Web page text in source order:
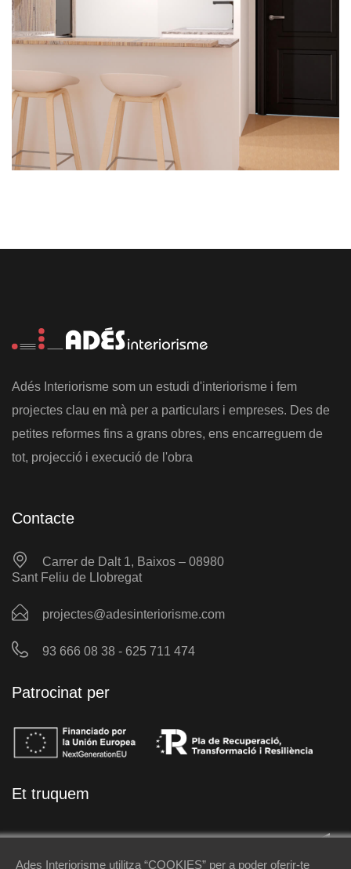
REFORMA INTEGRAL
Adés Interiorisme som un estudi d'interiorisme i fem
projectes clau en mà per a particulars i empreses. Des de
petites reformes fins a grans obres, ens encarreguem de
tot, projecció i execució de l'obra
Contacte
Carrer de Dalt 1, Baixos – 08980
Sant Feliu de Llobregat
projectes@adesinteriorisme.com
93 666 08 38 - 625 711 474
Patrocinat per
Et truquem
Ades Interiorisme utilitza “COOKIES” per a poder oferir-te